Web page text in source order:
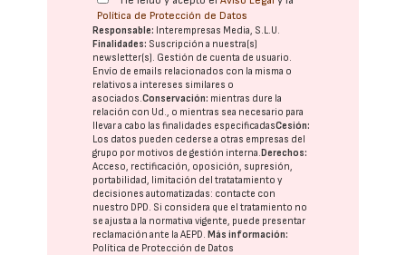
Política de Protección de Datos
Responsable: Interempresas Media, S.L.U.
Finalidades: Suscripción a nuestra(s)
newsletter(s). Gestión de cuenta de usuario.
Envío de emails relacionados con la misma o
relativos a intereses similares o
asociados.Conservación: mientras dure la
relación con Ud., o mientras sea necesario para
llevar a cabo las finalidades especificadasCesión:
Los datos pueden cederse a otras empresas del
grupo por motivos de gestión interna.Derechos:
Acceso, rectificación, oposición, supresión,
portabilidad, limitación del tratatamiento y
decisiones automatizadas: contacte con
nuestro DPD. Si considera que el tratamiento no
se ajusta a la normativa vigente, puede presentar
reclamación ante laAEPD.Más información:
Política de Protección de Datos